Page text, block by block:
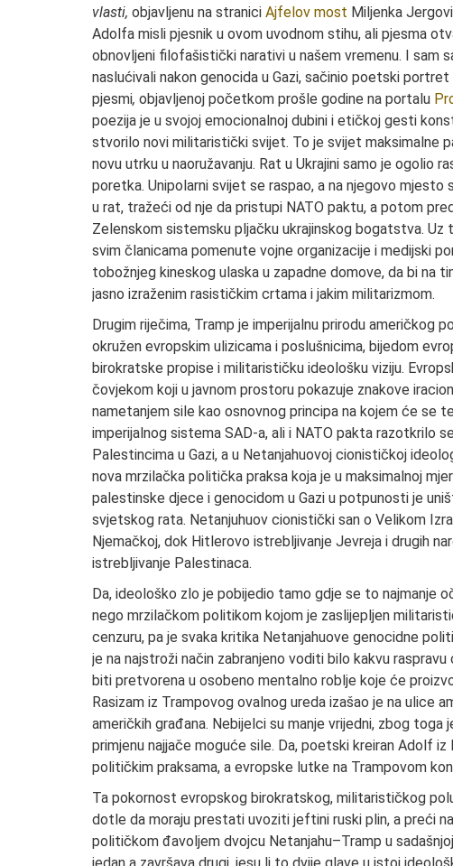
vlasti, objavljenu na stranici Ajfelov most Miljenka
Adolfa misli pjesnik u ovom uvodnom stihu, ali pjesma
obnovljeni filofašistički narativi u našem vremenu. I sam
naslućivali nakon genocida u Gazi, sačinio poetski
pjesmi, objavljenoj početkom prošle godine na portalu
poezija je u svojoj emocionalnoj dubini i etičkoj gesti
stvorilo novi militaristički svijet. To je svijet maksimalne
novu utrku u naoružavanju. Rat u Ukrajini samo je ogolio
poretka. Unipolarni svijet se raspao, a na njegovo mjesto
u rat, tražeći od nje da pristupi NATO paktu, a potom
Zelenskom sistemsku pljačku ukrajinskog bogatstva. Uz
svim članicama pomenute vojne organizacije i medijski
tobožnjeg kineskog ulaska u zapadne domove, da bi na
jasno izraženim rasističkim crtama i jakim militarizmom.
Drugim riječima, Tramp je imperijalnu prirodu američkog
okružen evropskim ulizicama i poslušnicima, bijedom
birokratske propise i militarističku ideološku viziju.
čovjekom koji u javnom prostoru pokazuje znakove
nametanjem sile kao osnovnog principa na kojem će
imperijalnog sistema SAD-a, ali i NATO pakta razotkrilo
Palestincima u Gazi, a u Netanjahuovoj cionističkoj
nova mrzilačka politička praksa koja je u maksimalnoj
palestinske djece i genocidom u Gazi u potpunosti je
svjetskog rata. Netanjuhuov cionistički san o Velikom
Njemačkoj, dok Hitlerovo istrebljivanje Jevreja i drugih
istrebljivanje Palestinaca.
Da, ideološko zlo je pobijedio tamo gdje se to najmanje
nego mrzilačkom politikom kojom je zaslijepljen
cenzuru, pa je svaka kritika Netanjahuove genocidne
je na najstroži način zabranjeno voditi bilo kakvu
biti pretvorena u osobeno mentalno roblje koje će
Rasizam iz Trampovog ovalnog ureda izašao je na ulice
američkih građana. Nebijelci su manje vrijedni, zbog
primjenu najjače moguće sile. Da, poetski kreiran Adolf
političkim praksama, a evropske lutke na Trampovom
Ta pokornost evropskog birokratskog, militarističkog
dotle da moraju prestati uvoziti jeftini ruski plin, a preći
političkom đavoljem dvojcu Netanjahu–Tramp u
jedan a završava drugi, jesu li to dvije glave u istoj